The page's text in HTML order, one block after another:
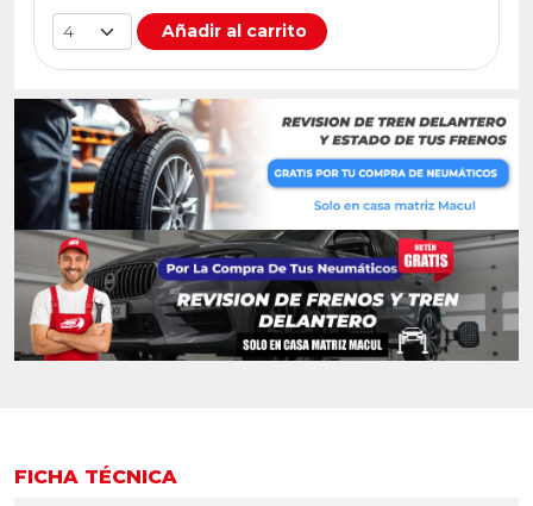
Añadir al carrito
FICHA TÉCNICA